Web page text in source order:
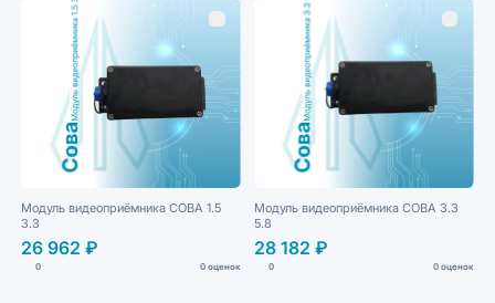
Модуль видеоприёмника СОВА 1.5
3.3
26 962 ₽
0 0 оценок
Модуль видеоприёмника СОВА 3.3
5.8
28 182 ₽
0 0 оценок